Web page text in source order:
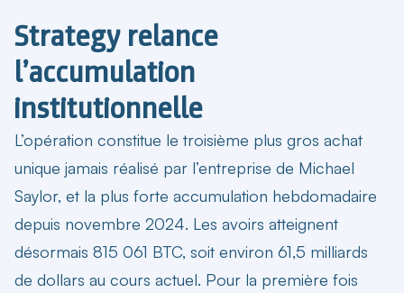
Strategy relance
l’accumulation
institutionnelle
L’opération constitue le troisième plus gros achat
unique jamais réalisé par l’entreprise de Michael
Saylor, et la plus forte accumulation hebdomadaire
depuis novembre 2024. Les avoirs atteignent
désormais 815 061 BTC, soit environ 61,5 milliards
de dollars au cours actuel. Pour la première fois